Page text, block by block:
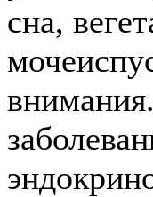
сна,